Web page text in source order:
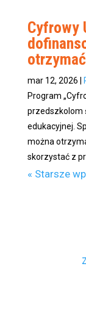
Cyfrowy
mar 12, 2026
Program
przedszkolom
edukacyjnej.
można
skorzystać z
« Starsze